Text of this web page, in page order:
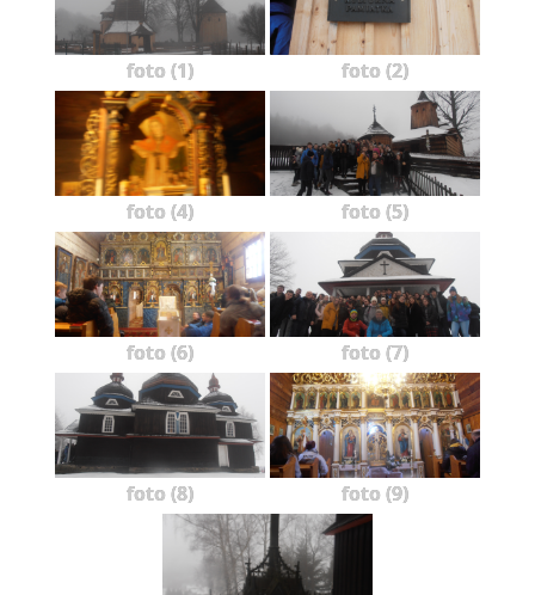
foto (1) foto (2)
foto (4) foto (5)
foto (6) foto (7)
foto (8) foto (9)